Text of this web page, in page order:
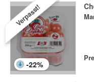
Verpasst!
-22%